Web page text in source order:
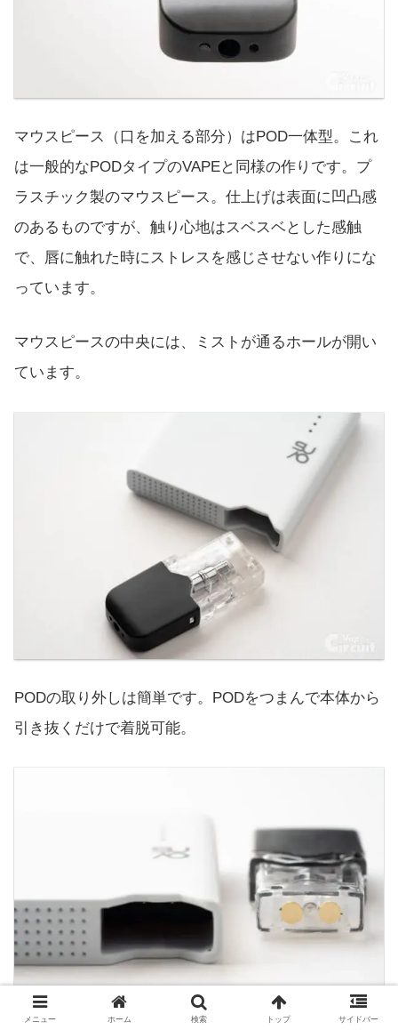
マウスピース（口を加える部分）はPOD一体型。これ
は一般的なPODタイプのVAPEと同様の作りです。プ
ラスチック製のマウスピース。仕上げは表面に凹凸感
のあるものですが、触り心地はスベスベとした感触
で、唇に触れた時にストレスを感じさせない作りにな
っています。
マウスピースの中央には、ミストが通るホールが開い
ています。
PODの取り外しは簡単です。PODをつまんで本体から
引き抜くだけで着脱可能。
メニュー ホーム 検索 トップ サイドバー